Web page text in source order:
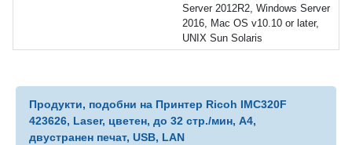
Server 2012R2, Windows Server
2016, Mac OS v10.10 or later,
UNIX Sun Solaris
Продукти, подобни на Принтер Ricoh IMC320F
423626, Laser, цветен, до 32 стр./мин, A4,
двустранен печат, USB, LAN